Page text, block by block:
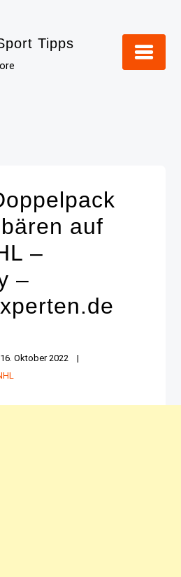
Tipps
auf
–
–
16. Oktober 2022